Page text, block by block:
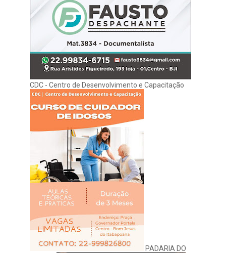
CDC - Centro de Desenvolvimento e Capacitação
PADARIA DO